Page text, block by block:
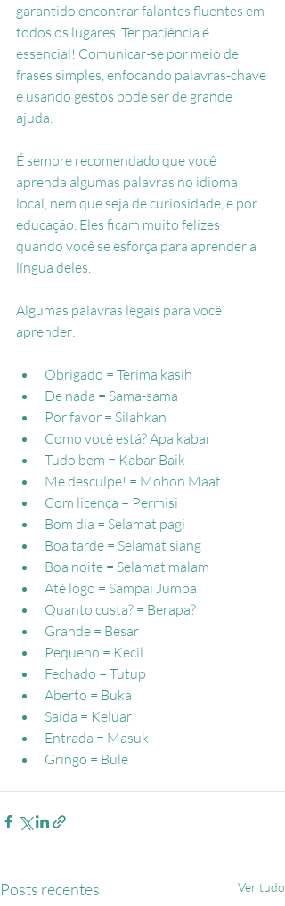
garantido encontrar falantes fluentes em
todos os lugares. Ter paciência é
essencial! Comunicar-se por meio de
frases simples, enfocando palavras-chave
e usando gestos pode ser de grande
ajuda.
É sempre recomendado que você
aprenda algumas palavras no idioma
local, nem que seja de curiosidade, e por
educação. Eles ficam muito felizes
quando você se esforça para aprender a
língua deles.
Algumas palavras legais para você
aprender:
Obrigado = Terima kasih
De nada = Sama-sama
Por favor = Silahkan
Como você está? Apa kabar
Tudo bem = Kabar Baik
Me desculpe! = Mohon Maaf
Com licença = Permisi
Bom dia = Selamat pagi
Boa tarde = Selamat siang
Boa noite = Selamat malam
Até logo = Sampai Jumpa
Quanto custa? = Berapa?
Grande = Besar
Pequeno = Kecil
Fechado = Tutup
Aberto = Buka
Saida = Keluar
Entrada = Masuk
Gringo = Bule
Posts recentes Ver tudo